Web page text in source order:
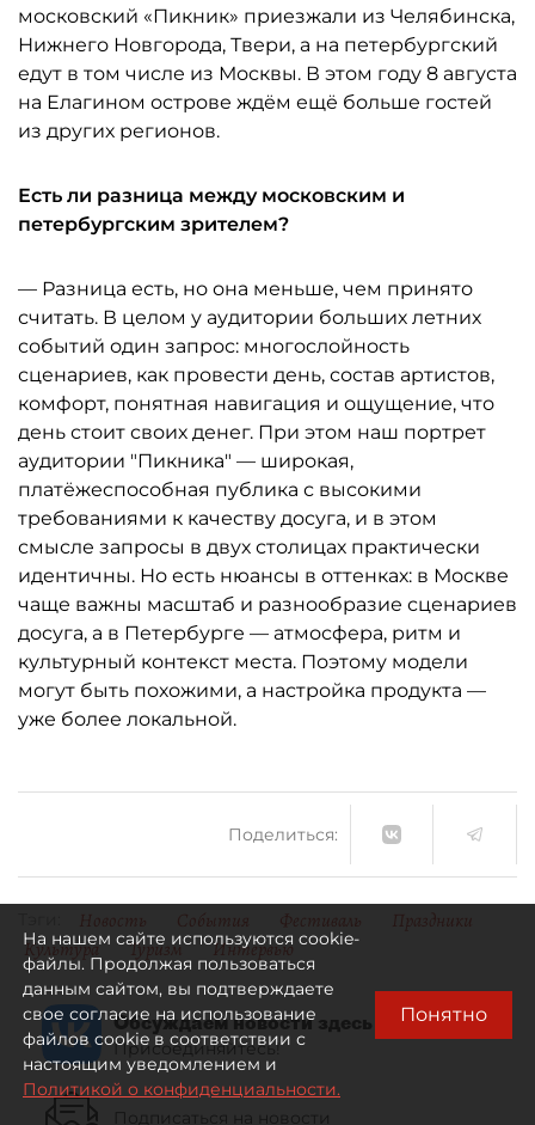
московский «Пикник» приезжали из Челябинска,
Нижнего Новгорода, Твери, а на петербургский
едут в том числе из Москвы. В этом году 8 августа
на Елагином острове ждём ещё больше гостей
из других регионов.
Есть ли разница между московским и
петербургским зрителем?
— Разница есть, но она меньше, чем принято
считать. В целом у аудитории больших летних
событий один запрос: многослойность
сценариев, как провести день, состав артистов,
комфорт, понятная навигация и ощущение, что
день стоит своих денег. При этом наш портрет
аудитории "Пикника" — широкая,
платёжеспособная публика с высокими
требованиями к качеству досуга, и в этом
смысле запросы в двух столицах практически
идентичны. Но есть нюансы в оттенках: в Москве
чаще важны масштаб и разнообразие сценариев
досуга, а в Петербурге — атмосфера, ритм и
культурный контекст места. Поэтому модели
могут быть похожими, а настройка продукта —
уже более локальной.
Поделиться:
Новость События Фестиваль
Праздники
Культура
Туризм Интервью
Обсуждаем новости здесь
Присоединяйтесь!
Подписаться на новости
На нашем сайте используются cookie-
файлы. Продолжая пользоваться
данным сайтом, вы подтверждаете
свое согласие на использование
файлов cookie в соответствии с
настоящим уведомлением и
Политикой о конфиденциальности.
Понятно